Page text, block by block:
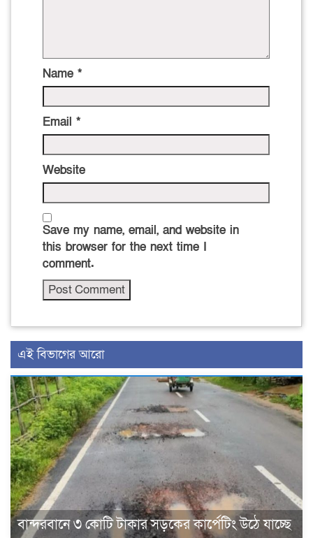
Name *
Email *
Website
Save my name, email, and website in
this browser for the next time I
comment.
এই বিভাগের আরো
বান্দরবানে ৩ কোটি টাকার সড়কের কার্পেটিং উঠে যাচ্ছে